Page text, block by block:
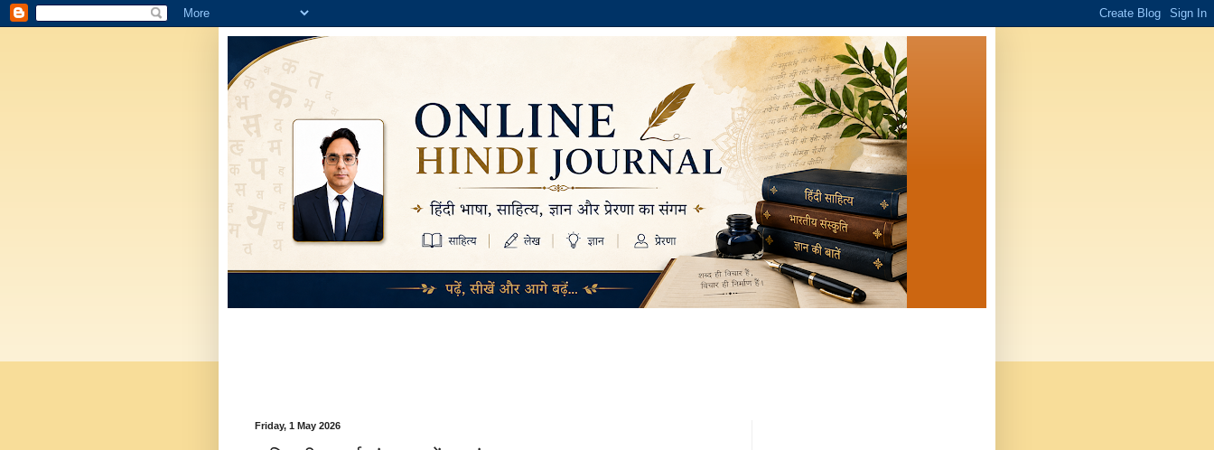
Friday, 1 May 2026